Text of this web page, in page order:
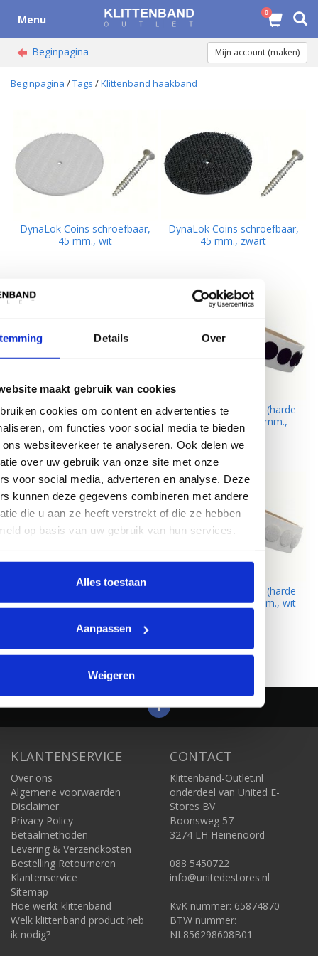
Details Over
maakt gebruik van cookies
cookies om content en advertenties te
om functies voor social media te bieden
ons websiteverkeer te analyseren. Ook delen we
over uw gebruik van onze site met onze
voor social media, adverteren en analyse. Deze
kunnen deze gegevens combineren met andere
die u aan ze heeft verstrekt of die ze hebben
op basis van uw gebruik van hun services.
Alles toestaan
Aanpassen
Weigeren
Menu 0
Beginpagina Mijn account (maken)
Beginpagina /Tags /Klittenband haakband
DynaLok Coins schroefbaar,
45 mm., wit
DynaLok Coins schroefbaar,
45 mm., zwart
DynaLok HaakCoins (harde
kant) plakbaar, 19 mm.,
zwart
DynaLok HaakCoins (harde
kant) plakbaar, 13 mm.,
zwart
kant) plakbaar, 19 mm., wit
DynaLok HaakCoins (harde
kant) plakbaar, 13 mm., wit
KLANTENSERVICE
Over ons
Algemene voorwaarden
Disclaimer
Privacy Policy
Betaalmethoden
Levering & Verzendkosten
Bestelling Retourneren
Klantenservice
Sitemap
Hoe werkt klittenband
Welk klittenband product heb
ik nodig?
CONTACT
Klittenband-Outlet.nl
onderdeel van United E-
Stores BV
Boonsweg 57
3274 LH Heinenoord
088 5450722
info@unitedestores.nl
KvK nummer: 65874870
BTW nummer:
NL856298608B01